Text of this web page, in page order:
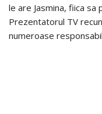
le are Jasmina, fiica
Prezentatorul TV
numeroase